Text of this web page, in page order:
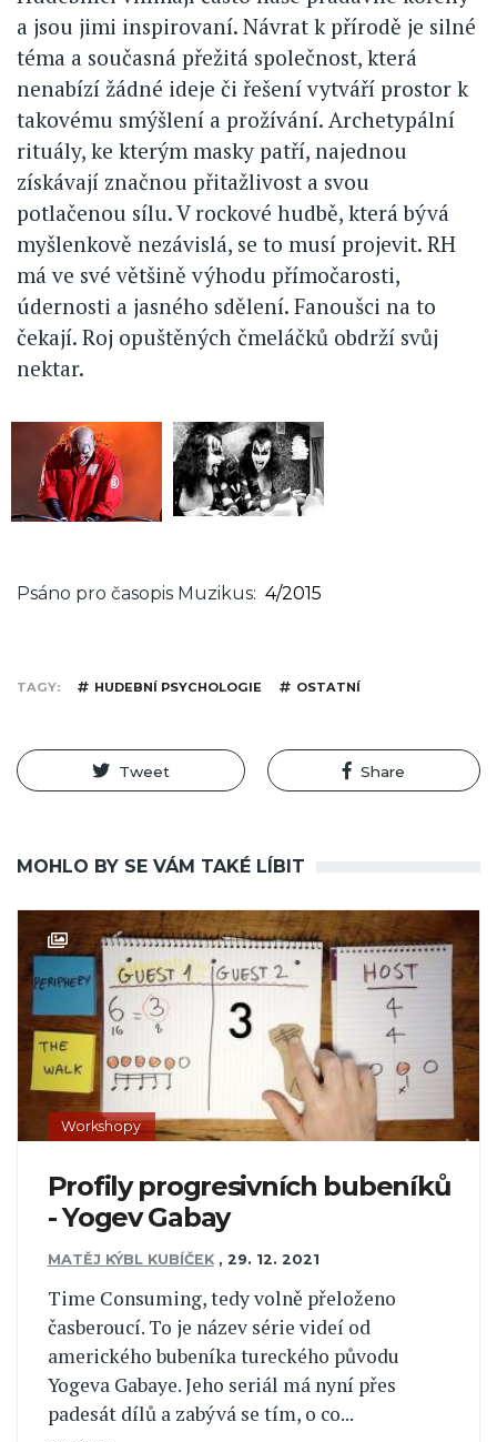
a jsou jimi inspirovaní. Návrat k přírodě je silné
téma a současná přežitá společnost, která
nenabízí žádné ideje či řešení vytváří prostor k
takovému smýšlení a prožívání. Archetypální
rituály, ke kterým masky patří, najednou
získávají značnou přitažlivost a svou
potlačenou sílu. V rockové hudbě, která bývá
myšlenkově nezávislá, se to musí projevit. RH
má ve své většině výhodu přímočarosti,
údernosti a jasného sdělení. Fanoušci na to
čekají. Roj opuštěných čmeláčků obdrží svůj
nektar.
Psáno pro časopis Muzikus 4/2015
TAGY HUDEBNÍ PSYCHOLOGIE OSTATNÍ
Tweet Share
MOHLO BY SE VÁM TAKÉ LÍBIT
Workshopy
Profily progresivních bubeníků
- Yogev Gabay
MATĚJ KÝBL KUBÍČEK , 29. 12. 2021
Time Consuming, tedy volně přeloženo
časberoucí. To je název série videí od
amerického bubeníka tureckého původu
Yogeva Gabaye. Jeho seriál má nyní přes
padesát dílů a zabývá se tím, o co...